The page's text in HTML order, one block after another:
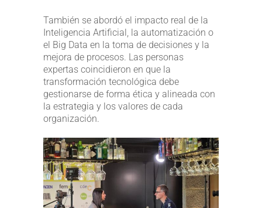
También se abordó el impacto real de la
Inteligencia Artificial, la automatización o
el Big Data en la toma de decisiones y la
mejora de procesos. Las personas
expertas coincidieron en que la
transformación tecnológica debe
gestionarse de forma ética y alineada con
la estrategia y los valores de cada
organización.